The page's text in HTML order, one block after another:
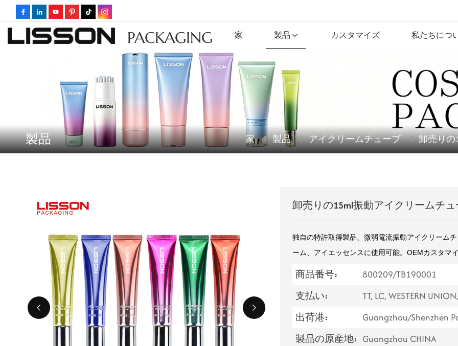
PACKAGING 家 製品 カスタマイズ 私たちにつ
製品 家 製品 アイクリームチューブ 卸売りの
卸売りの15ml振動アイクリームチ
独自の特許取得製品、微弱電流振動アイクリーム
ーム、アイエッセンスに使用可能。OEMカスタマ
商品番号:
800209/TB190001
支払い:
TT, LC, WESTERN
出荷港:
Guangzhou/Shenzhen
製品の原産地: Guangzhou CHINA